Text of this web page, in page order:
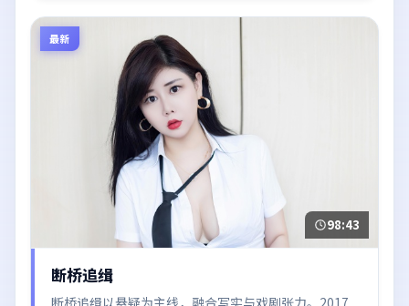
最新
98:43
断桥追缉
断桥追缉以悬疑为主线，融合写实与戏剧张力。2017